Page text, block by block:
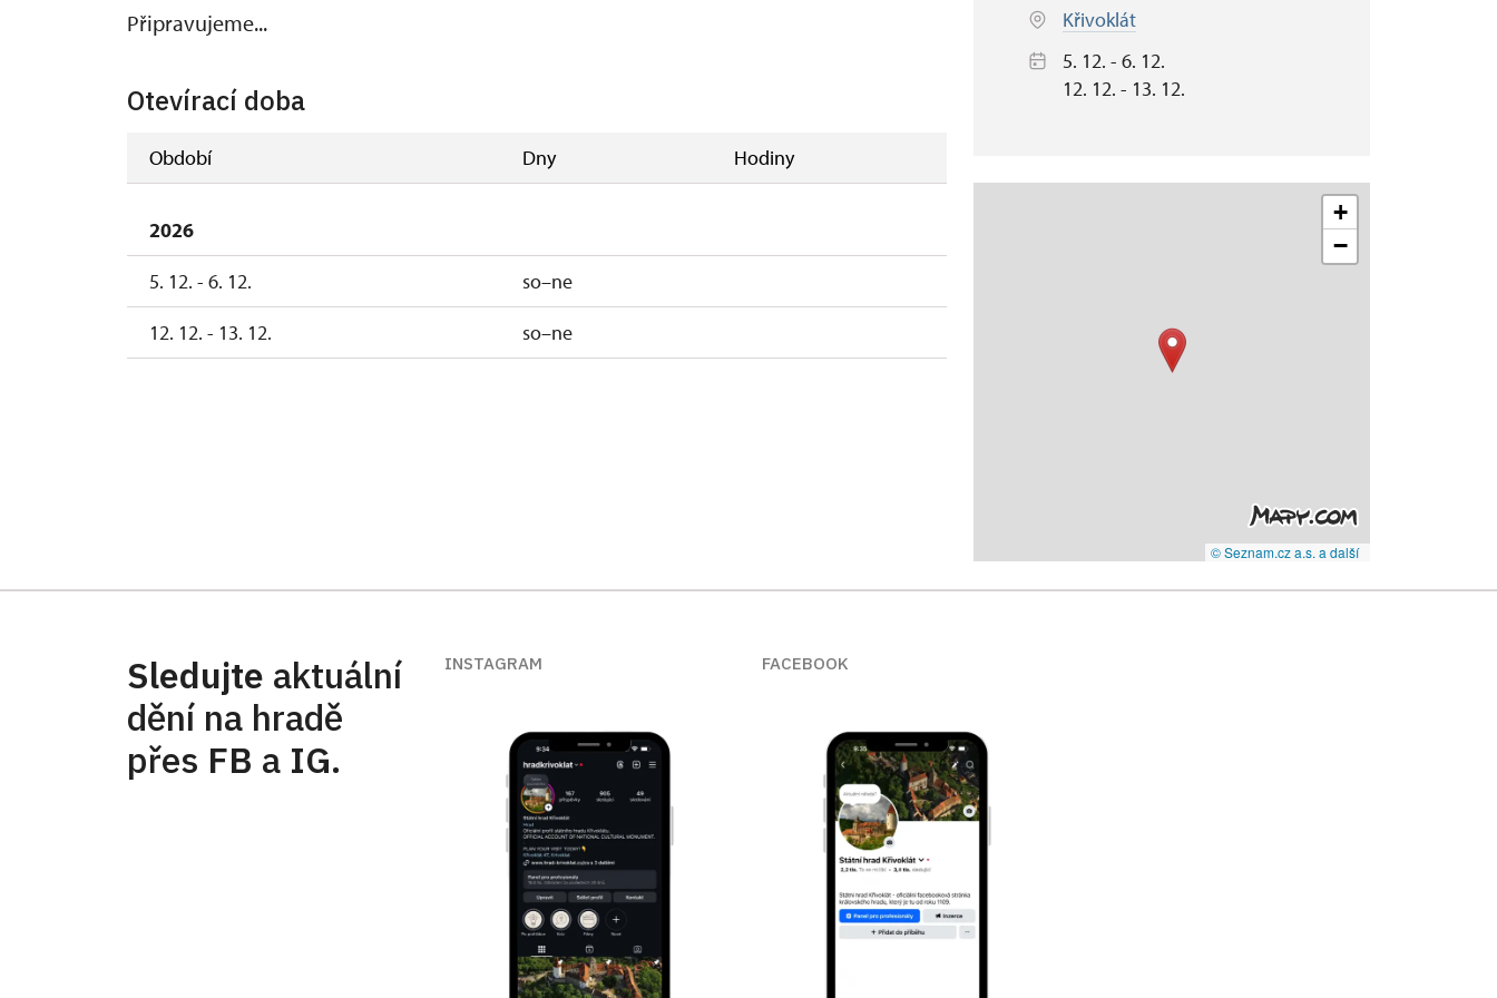
Připravujeme...
Otevírací doba
Období Dny Hodiny
2026
5. 12. - 6. 12.
so–ne
12. 12. - 13. 12.
so–ne
Křivoklát
5. 12. - 6. 12.
12. 12. - 13. 12.
+
−
© Seznam.cz a.s. a další
Sledujte aktuální
dění na hradě
přes FB a IG.
INSTAGRAM FACEBOOK